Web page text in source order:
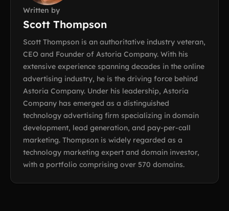
Written by
Scott Thompson
Scott Thompson is an authoritative industry veteran,
CEO and Founder of Astoria Company. With his
extensive experience spanning decades in the online
advertising industry, he is the driving force behind
Astoria Company. Under his leadership, Astoria
Company has emerged as a distinguished
technology advertising firm specializing in domain
development, lead generation, and pay-per-call
marketing. Thompson is widely regarded as a
technology marketing expert and domain investor,
with a portfolio comprising over 570 domains.